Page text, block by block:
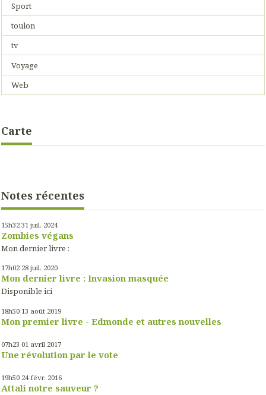
Sport
toulon
tv
Voyage
Web
Carte
Notes récentes
15h32 31 juil. 2024
Zombies végans
Mon dernier livre :
17h02 28 juil. 2020
Mon dernier livre : Invasion masquée
Disponible ici
18h50 13 août 2019
Mon premier livre - Edmonde et autres nouvelles
07h23 01 avril 2017
Une révolution par le vote
19h50 24 févr. 2016
Attali notre sauveur ?